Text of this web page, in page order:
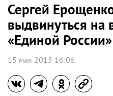
Сергей
выдвинуться на
«Единой России»
15 мая 2015 16:06